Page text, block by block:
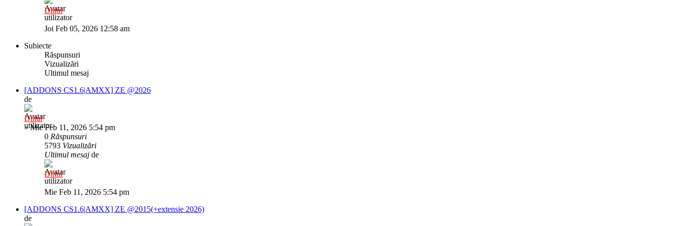
Diliul
Joi Feb 05, 2026 12:58 am
Subiecte
Răspunsuri
Vizualizări
Ultimul mesaj
[ADDONS CS1.6|AMXX] ZE @2026
de
Diliul
»Mie Feb 11, 2026 5:54 pm
0 Răspunsuri
5793 Vizualizări
Ultimul mesaj de
Diliul
Mie Feb 11, 2026 5:54 pm
[ADDONS CS1.6|AMXX] ZE @2015(+extensie 2026)
de